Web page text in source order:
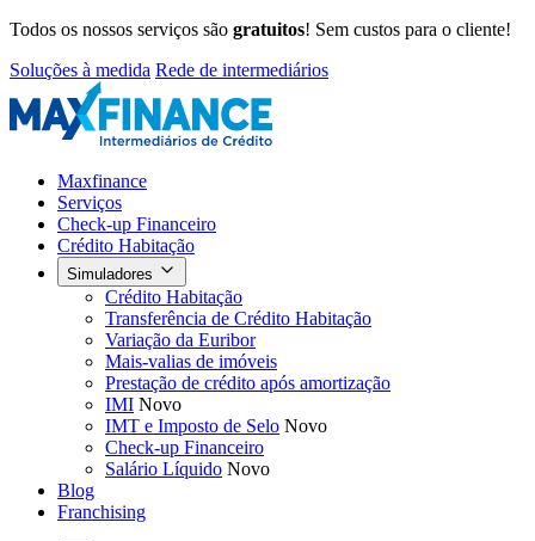
Todos os nossos serviços são gratuitos! Sem custos para o cliente!
Soluções à medida Rede de intermediários
Maxfinance
Serviços
Check-up Financeiro
Crédito Habitação
Simuladores
Crédito Habitação
Transferência de Crédito Habitação
Variação da Euribor
Mais-valias de imóveis
Prestação de crédito após amortização
IMI Novo
IMT e Imposto de Selo Novo
Check-up Financeiro
Salário Líquido Novo
Blog
Franchising